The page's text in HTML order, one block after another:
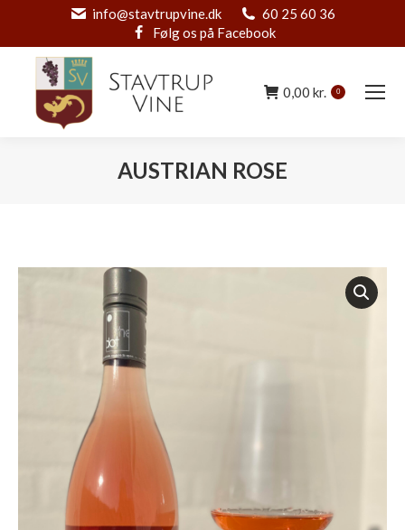
info@stavtrupvine.dk
60 25 60 36
Følg os på Facebook
0,00 kr. 0
AUSTRIAN ROSE